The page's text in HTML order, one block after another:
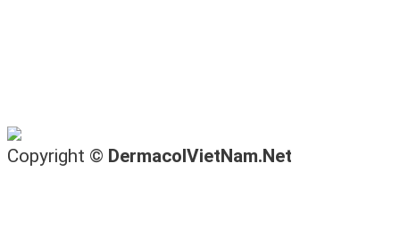
Copyright © DermacolVietNam.Net